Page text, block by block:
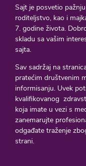
Sajt je posvetio
roditeljstvo, kao i
7. godine života.
skladu sa vašim
sajta.
Sav sadržaj na
pratećim društvenim
informisanju. Uvek
kvalifikovanog
koja imate u vezi s
zanemarujte
odgađate traženje
strani.